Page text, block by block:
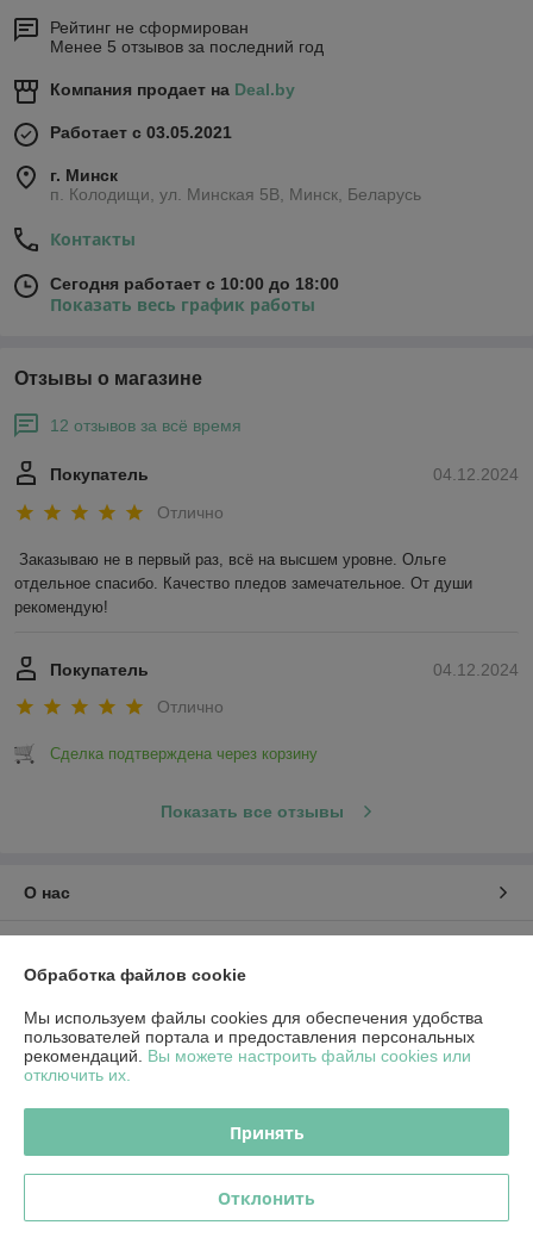
Рейтинг не сформирован
Менее 5 отзывов за последний год
Компания продает на Deal.by
Работает с 03.05.2021
г. Минск
п. Колодищи, ул. Минская 5В, Минск, Беларусь
Контакты
Сегодня работает с 10:00 до 18:00
Показать весь график работы
Отзывы о магазине
12 отзывов за всё время
04.12.2024
Покупатель
Отлично
Заказываю не в первый раз, всё на высшем уровне. Ольге
отдельное спасибо. Качество пледов замечательное. От души
рекомендую!
04.12.2024
Покупатель
Отлично
Сделка подтверждена через корзину
Показать все отзывы
О нас
График работы
Политика обработки cookies
Обработка файлов cookie
Мы используем файлы cookies для обеспечения удобства
пользователей портала и предоставления персональных
рекомендаций. Вы можете настроить файлы cookies или
отключить их.
Принять
Отклонить